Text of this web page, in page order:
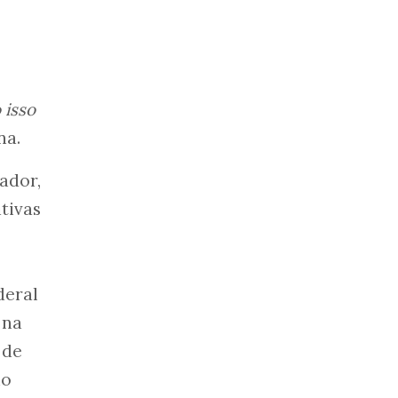
isso